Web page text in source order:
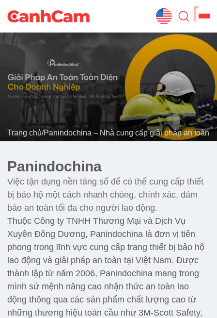
Trang Chủ
Giới Thiệu
Thiết Kế Website
Đã Thiết Kế
Dịch Vụ
Quy Trình
Blog
Trang chủ/Panindochina – Nhà cung cấp giải pháp an toàn
Panindochina
Việc tận dụng nền tảng số để có thể cung cấp thiết
bị bảo hộ một cách nhanh chóng, chính xác, đảm
bảo an toàn tối đa cho người lao động.
Thuộc Công ty TNHH Thương Mại và Dịch Vụ
Xuyên Đông Dương, Panindochina là đơn vị tiên
phong trong lĩnh vực cung cấp trang thiết bị bảo hộ
lao động và giải pháp an toàn tại Việt Nam. Được
thành lập từ năm 2006, Panindochina mang trong
mình sứ mệnh nâng cao nhận thức an toàn lao
động thông qua các sản phẩm chất lượng cao từ
những thương hiệu toàn cầu như 3M-Scott Safety,